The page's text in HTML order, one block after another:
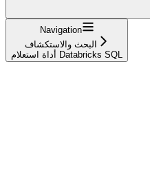
Navigation
البحث والاستكشاف
أداة استعلام Databricks SQL